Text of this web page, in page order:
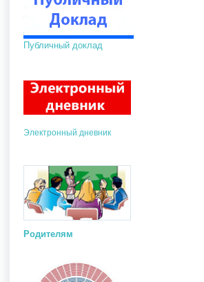
Публичный доклад
Электронный дневник
Родителям